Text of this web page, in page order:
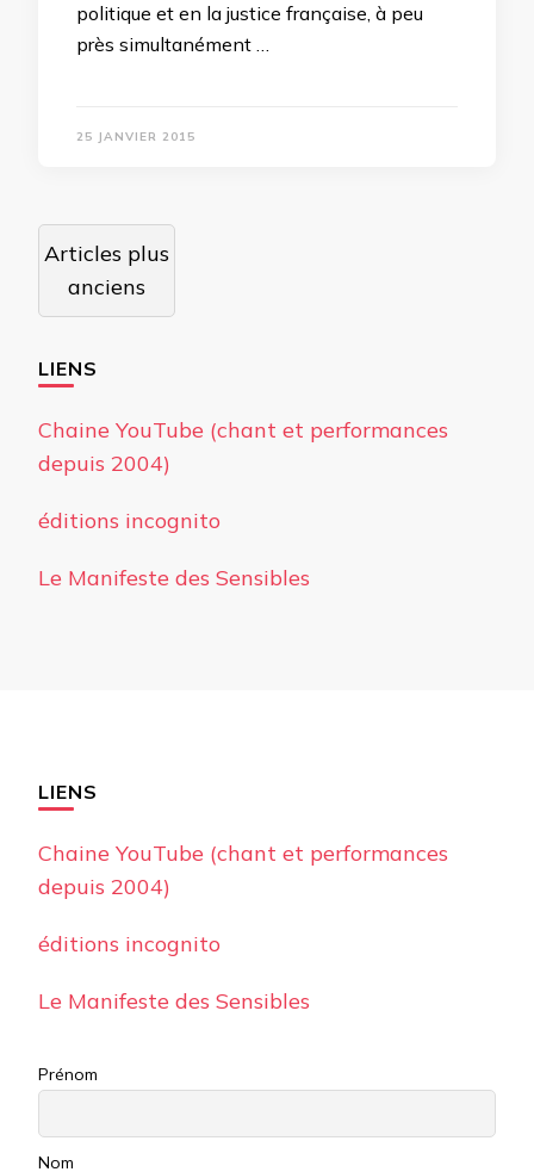
politique et en la justice française, à peu
près simultanément …
25 JANVIER 2015
Navigation
des
articles
Articles plus
anciens
LIENS
Chaine YouTube (chant et performances
depuis 2004)
éditions incognito
Le Manifeste des Sensibles
LIENS
Chaine YouTube (chant et performances
depuis 2004)
éditions incognito
Le Manifeste des Sensibles
Prénom
Nom